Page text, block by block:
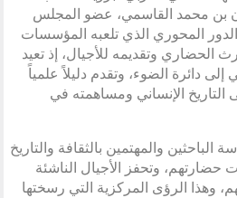
بن محمد القاسمي، عضو المجلس
المحوري الذي تلعبه المؤسسات
الحضاري وتقديمه للأجيال، إذ تعيد
دائرة الضوء، وتقدم دليلاً علمياً
التاريخ الإنساني ومساهمته في
الباحثين والمهتمين بالثقافة والتاريخ
حضارتهم، وتحفز الأجيال الناشئة
وهذا الرؤى المركزية التي رسختها